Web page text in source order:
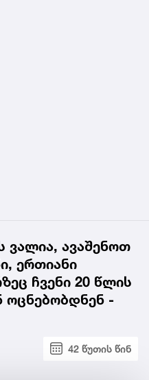
ვალია, ავაშენოთ
ერთიანი
ჩვენი 20 წლის
ოცნებობდნენ -
42 წუთის წინ